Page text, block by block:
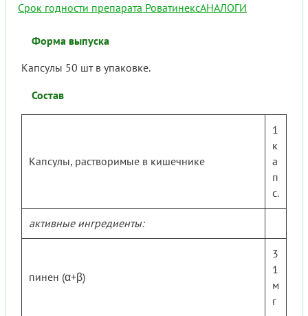
Срок годности препарата РоватинексАНАЛОГИ
Форма выпуска
Капсулы 50 шт в упаковке.
Состав
Капсулы, растворимые в кишечнике
1
к
а
п
с.
активные ингредиенты:
пинен (α+β)
3
1
м
г